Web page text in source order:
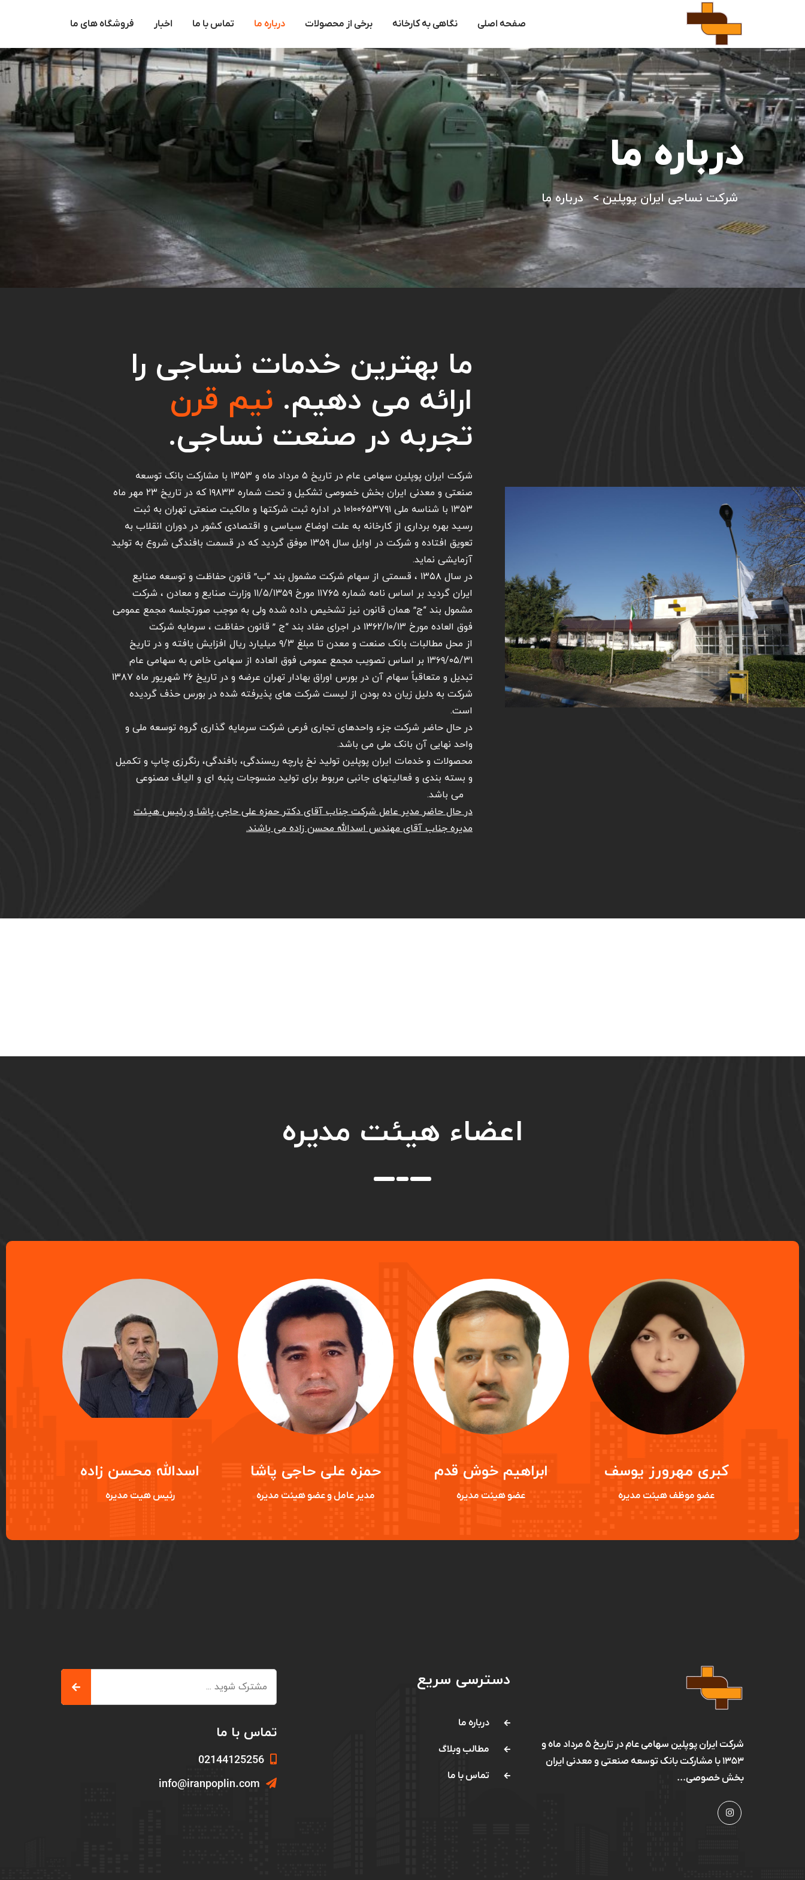
صفحه اصلی نگاهی به کارخانه برخی از محصولات درباره ما تماس با ما اخبار فروشگاه های ما
درباره ما
شرکت نساجی ایران پوپلین> درباره ما
ما بهترین خدمات نساجی را
ارائه می دهیم. نیم قرن
تجربه در صنعت نساجی.
شرکت ایران پوپلین سهامی عام در تاریخ ۵ مرداد ماه و ۱۳۵۳ با مشارکت بانک توسعه
صنعتی و معدنی ایران بخش خصوصی تشکیل و تحت شماره ۱۹۸۳۳ که در تاریخ ۲۳ مهر ماه
۱۳۵۳ با شناسه ملی ۱۰۱۰۰۶۵۳۷۹۱ در اداره ثبت شرکتها و مالکیت صنعتی تهران به ثبت
رسید بهره برداری از کارخانه به علت اوضاع سیاسی و اقتصادی کشور در دوران انقلاب به
تعویق افتاده و شرکت در اوایل سال ۱۳۵۹ موفق گردید که در قسمت بافندگی شروع به تولید
آزمایشی نماید.
در سال ۱۳۵۸ ، قسمتی از سهام شرکت مشمول بند “ب” قانون حفاظت و توسعه صنایع
ایران گردید بر اساس نامه شماره ۱۱۷۶۵ مورخ ۱۱/۵/۱۳۵۹ وزارت صنایع و معادن ، شرکت
مشمول بند “ج” همان قانون نیز تشخیص داده شده ولی به موجب صورتجلسه مجمع عمومی
فوق العاده مورخ ۱۳۶۲/۱۰/۱۳ در اجرای مفاد بند “ج ” قانون حفاظت ، سرمایه شرکت
از محل مطالبات بانک صنعت و معدن تا مبلغ ۹/۳ میلیارد ریال افزایش یافته و در تاریخ
۱۳۶۹/۰۵/۳۱ بر اساس تصویب مجمع عمومی فوق العاده از سهامی خاص به سهامی عام
تبدیل و متعاقباً سهام آن در بورس اوراق بهادار تهران عرضه و در تاریخ ۲۶ شهریور ماه ۱۳۸۷
شرکت به دلیل زیان ده بودن از لیست شرکت های پذیرفته شده در بورس حذف گردیده
است.
در حال حاضر شرکت جزء واحدهای تجاری فرعی شرکت سرمایه گذاری گروه توسعه ملی و
واحد نهایی آن بانک ملی می باشد.
محصولات و خدمات ایران پوپلین تولید نخ پارچه ریسندگی، بافندگی، رنگرزی چاپ و تکمیل
و بسته بندی و فعالیتهای جانبی مربوط برای تولید منسوجات پنبه ای و الیاف مصنوعی
می باشد.
در حال حاضر مدیر عامل شرکت جناب آقای دکتر حمزه علی حاجی پاشا و رئیس هیئت
مدیره جناب آقای مهندس اسدالله محسن زاده می باشند.
اعضاء هیئت مدیره
کبری مهرورز یوسف
عضو موظف هیئت مدیره
ابراهیم خوش قدم
عضو هیئت مدیره
حمزه علی حاجی پاشا
مدیر عامل و عضو هیئت مدیره
اسدالله محسن زاده
رئیس هیت مدیره
شرکت ایران پوپلین سهامی عام در تاریخ ۵ مرداد ماه و
۱۳۵۳ با مشارکت بانک توسعه صنعتی و معدنی ایران
بخش خصوصی...
دسترسی سریع
درباره ما
مطالب وبلاگ
تماس با ما
تماس با ما
02144125256
info@iranpoplin.com